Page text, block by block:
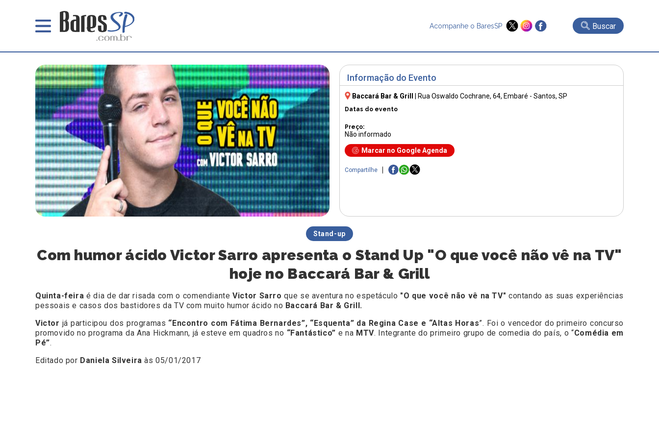
Acompanhe o BaresSP Buscar
Informação do Evento
Baccará Bar & Grill Rua Oswaldo Cochrane, 64, Embaré - Santos, SP
Datas do evento
Preço:
Não informado
Marcar no Google Agenda
Compartilhe
Stand-up
Com humor ácido Victor Sarro apresenta o Stand Up "O que você não vê na TV"
hoje no Baccará Bar & Grill
Quinta-feira é dia de dar risada com o comendiante Victor Sarro que se aventura no espetáculo "O que você não vê na TV"contando as suas experiências
pessoais e casos dos bastidores da TV com muito humor ácido no Baccará Bar & Grill.
Victor já participou dos programas “Encontro com Fátima Bernardes”, “Esquenta” da Regina Case e “Altas Horas”. Foi o vencedor do primeiro concurso
promovido no programa da Ana Hickmann, já esteve em quadros no “Fantástico” e na MTV. Integrante do primeiro grupo de comedia do país, o “Comédia em
Pé”.
Editado por Daniela Silveira às 05/01/2017